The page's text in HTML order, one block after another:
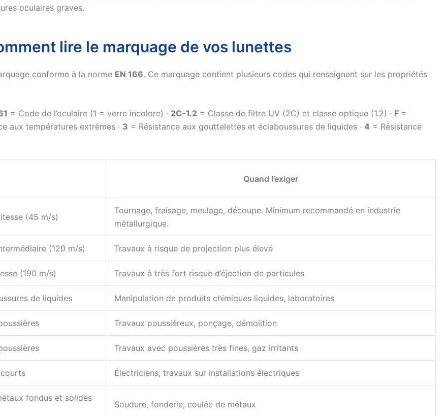
oculaires graves.
lire le marquage de vos lunettes
conforme à la norme EN 166. Ce marquage contient plusieurs codes qui renseignent sur les propriétés
1 = Code de l’oculaire (1 = verre incolore) · 2C-1.2 = Classe de filtre UV (2C) et classe optique (1.2) · F =
aux températures extrêmes · 3 = Résistance aux gouttelettes et éclaboussures de liquides · 4 = Résistance
Quand l’exiger
(45 m/s)
Tournage, fraisage, meulage, découpe. Minimum recommandé en industrie
métallurgique.
(120 m/s) Travaux à risque de projection plus élevé
(190 m/s) Travaux à très fort risque d’éjection de particules
de liquides Manipulation de produits chimiques liquides, laboratoires
Travaux poussiéreux, ponçage, démolition
Travaux avec poussières très fines, gaz irritants
Électriciens, travaux sur installations électriques
fondus et solides
Soudure, fonderie, coulée de métaux